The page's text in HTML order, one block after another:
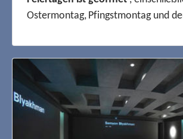
Ostermontag, Pfingstmontag und